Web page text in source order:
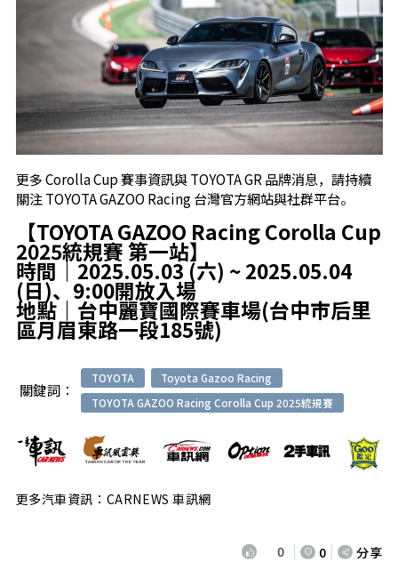
更多 Corolla Cup 賽事資訊與 TOYOTA GR 品牌消息，請持續
關注 TOYOTA GAZOO Racing 台灣官方網站與社群平台。
【TOYOTA GAZOO Racing Corolla Cup
2025統規賽 第一站】
時間｜2025.05.03 (六) ~ 2025.05.04
(日)、9:00開放入場
地點｜台中麗寶國際賽車場(台中市后里
區月眉東路一段185號)
關鍵詞：
TOYOTA
Toyota Gazoo Racing
TOYOTA GAZOO Racing Corolla Cup 2025統規賽
更多汽車資訊：CARNEWS 車訊網
0 0 分享